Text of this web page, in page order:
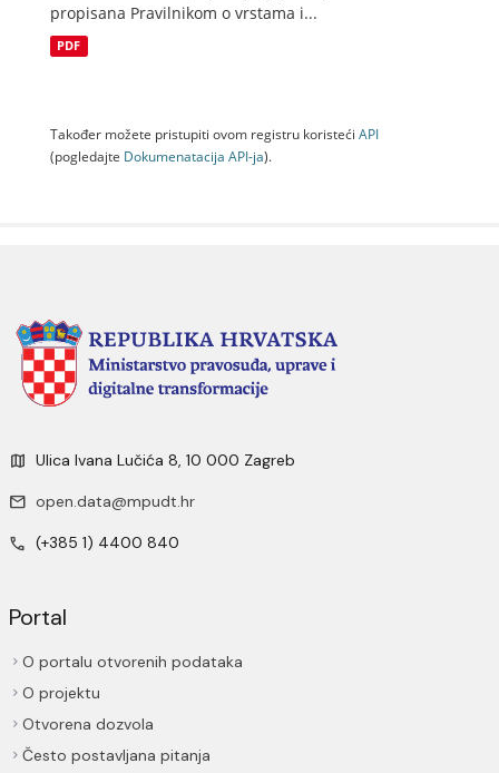
propisana Pravilnikom o vrstama i...
PDF
Također možete pristupiti ovom registru koristeći API
(pogledajte Dokumenаtаcijа API-jа).